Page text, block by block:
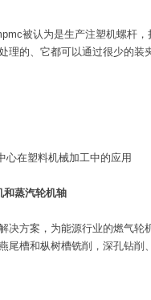
被认为是生产注塑机螺杆，
理的、它都可以通过很少的装
心在塑料机械加工中的应用
和蒸汽轮机轴
决方案，为能源行业的燃气
尾槽和枞树槽铣削，深孔钻削